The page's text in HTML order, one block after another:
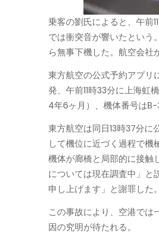
乗客の劉氏によると、午前
では衝突音が響いたという
ら無事下機した。航空会社
東方航空の公式予約アプリ
発、午前11時33分に上海
4年6ヶ月）、機体番号はB-
東方航空は同日13時37分
して機位に近づく過程で
機体が廊橋と局部的に接触
については現在調査中」と
申し上げます」と謝罪した。
この事故により、空港では
因の究明が待たれる。